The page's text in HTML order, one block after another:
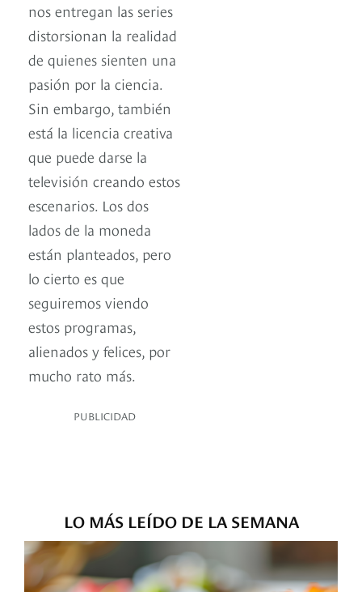
nos entregan las series
distorsionan la realidad
de quienes sienten una
pasión por la ciencia.
Sin embargo, también
está la licencia creativa
que puede darse la
televisión creando estos
escenarios. Los dos
lados de la moneda
están planteados, pero
lo cierto es que
seguiremos viendo
estos programas,
alienados y felices, por
mucho rato más.
PUBLICIDAD
LO MÁS LEÍDO DE LA SEMANA